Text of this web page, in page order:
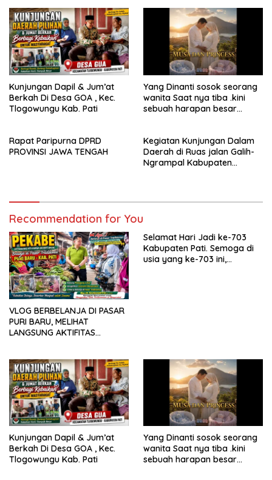
demi mewujudkan
pembangunan yang
berkelanjutan. Dirgahayu
Kabupaten Pati ke-703.
Salam sedulur Pati Selawase.
Facebook
Kunjungan Dapil & Jum’at
Berkah Di Desa GOA , Kec.
Tlogowungu Kab. Pati
Yang Dinanti sosok seorang
wanita Saat nya tiba .kini
sebuah harapan besar
menciptakan lagu Untuk si
buah hati yang berjudul
Musa & Princes.
Rapat Paripurna DPRD
PROVINSI JAWA TENGAH
Kegiatan Kunjungan Dalam
Daerah di Ruas jalan Galih-
Ngrampal Kabupaten
Recommendation for You
VLOG BERBELANJA DI PASAR
PURI BARU, MELIHAT
LANGSUNG AKTIFITAS
Selamat Hari Jadi ke-703
Kabupaten Pati. Semoga di
usia yang ke-703 ini,
demi mewujudkan
pembangunan yang
berkelanjutan. Dirgahayu
Kabupaten Pati ke-703.
Salam sedulur Pati Selawase.
Facebook
Kunjungan Dapil & Jum’at
Berkah Di Desa GOA , Kec.
Tlogowungu Kab. Pati
Yang Dinanti sosok seorang
wanita Saat nya tiba .kini
sebuah harapan besar